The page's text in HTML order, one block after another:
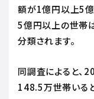
額が1億円以上5
5億円以上の世帯
分類されます。
同調査によると、
148.5万世帯いる